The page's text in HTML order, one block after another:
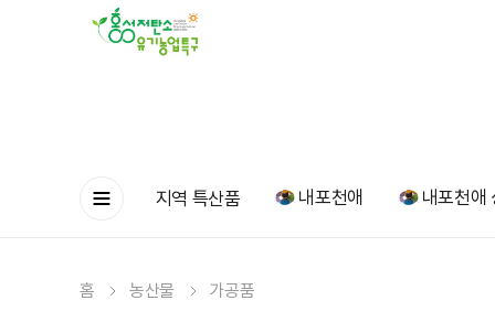
지역 특산품 내포천애 내포천애
홈 농산물 가공품